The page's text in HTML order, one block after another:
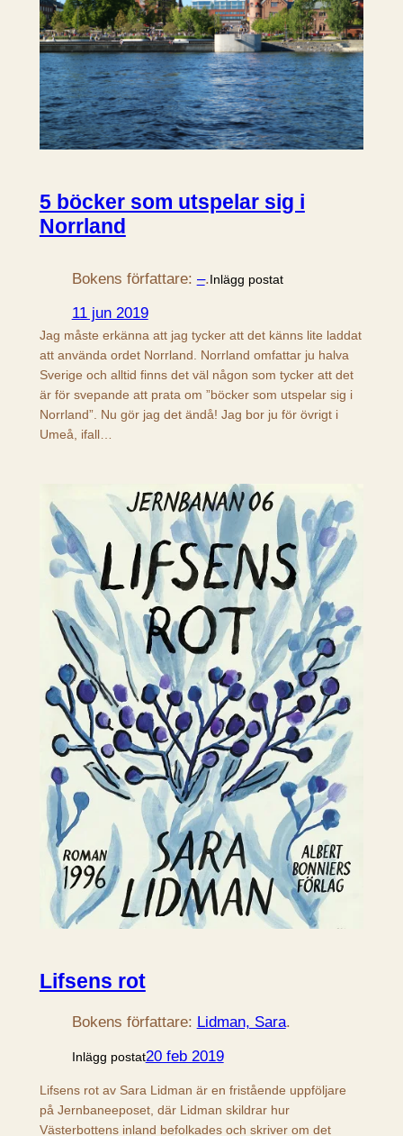
5 böcker som utspelar sig i
Norrland
Bokens författare: –.Inlägg postat
11 jun 2019
Jag måste erkänna att jag tycker att det känns lite laddat
att använda ordet Norrland. Norrland omfattar ju halva
Sverige och alltid finns det väl någon som tycker att det
är för svepande att prata om ”böcker som utspelar sig i
Norrland”. Nu gör jag det ändå! Jag bor ju för övrigt i
Umeå, ifall…
Lifsens rot
Bokens författare: Lidman, Sara.
Inlägg postat20 feb 2019
Lifsens rot av Sara Lidman är en fristående uppföljare
på Jernbaneeposet, där Lidman skildrar hur
Västerbottens inland befolkades och skriver om det